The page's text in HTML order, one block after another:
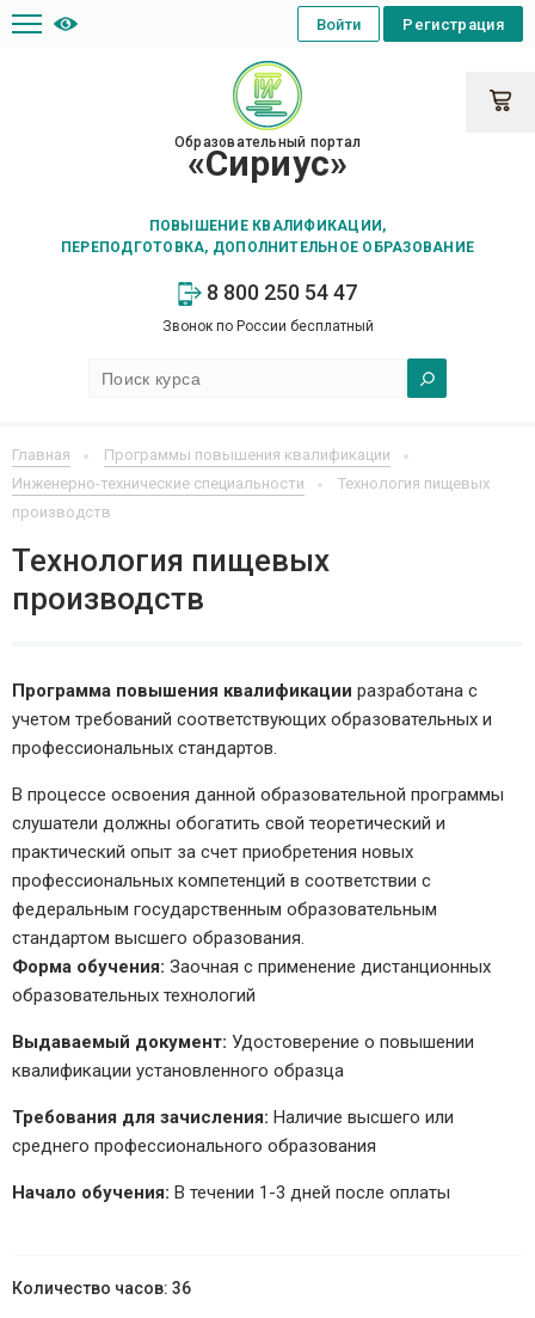
Образовательный портал
«Сириус»
ПОВЫШЕНИЕ КВАЛИФИКАЦИИ,
ПЕРЕПОДГОТОВКА, ДОПОЛНИТЕЛЬНОЕ ОБРАЗОВАНИЕ
8 800 250 54 47
Звонок по России бесплатный
Регистрация
Войти
Главная
Программы повышения квалификации
Инженерно-технические специальности
Технология пищевых
производств
Технология пищевых
производств
Программа повышения квалификации разработана с
учетом требований соответствующих образовательных и
профессиональных стандартов.
В процессе освоения данной образовательной программы
слушатели должны обогатить свой теоретический и
практический опыт за счет приобретения новых
профессиональных компетенций в соответствии с
федеральным государственным образовательным
стандартом высшего образования.
Форма обучения: Заочная с применение дистанционных
образовательных технологий
Выдаваемый документ: Удостоверение о повышении
квалификации установленного образца
Требования для зачисления: Наличие высшего или
среднего профессионального образования
Начало обучения: В течении 1-3 дней после оплаты
36